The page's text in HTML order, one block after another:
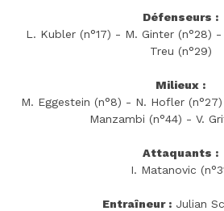
Défenseurs :
L. Kubler (n°17) - M. Ginter (n°28)
Treu (n°29)
Milieux :
M. Eggestein (n°8) - N. Hofler
Manzambi (n°44) - V.
Attaquants :
I. Matanovic
Entraîneur : Julian